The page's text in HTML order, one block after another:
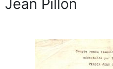
Jean Pillon